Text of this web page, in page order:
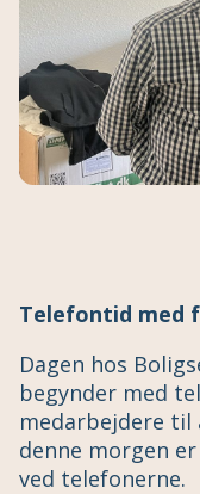
Telefontid med
Dagen hos
begynder med
medarbejdere til
denne morgen
ved telefonerne.